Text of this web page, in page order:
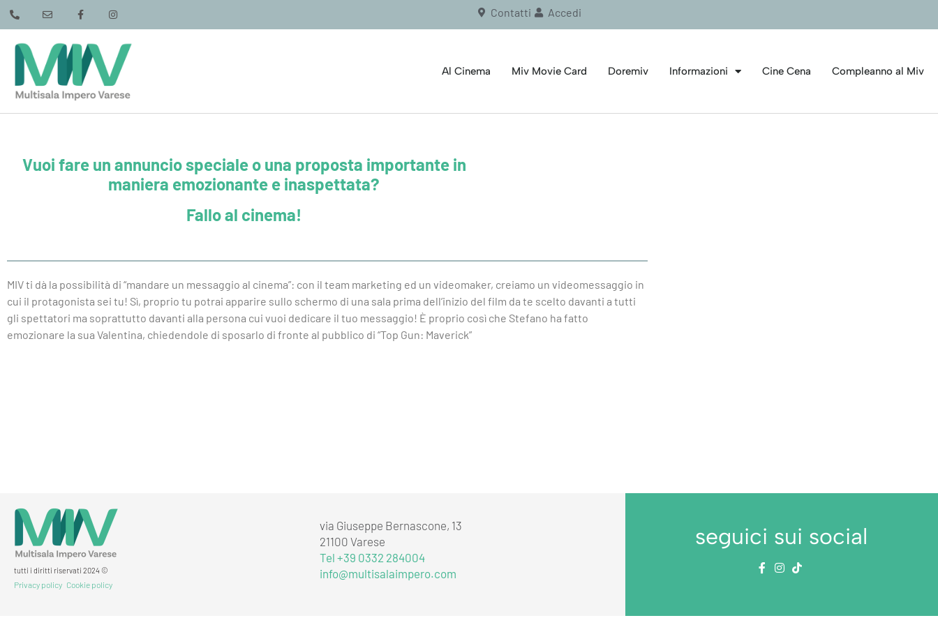
Contatti Accedi
Al Cinema Miv Movie Card Doremiv Informazioni Cine Cena Compleanno al Miv
Vuoi fare un annuncio speciale o una proposta importante in
maniera emozionante e inaspettata?
Fallo al cinema!
MIV ti dà la possibilità di “mandare un messaggio al cinema”: con il team marketing ed un videomaker, creiamo un videomessaggio in
cui il protagonista sei tu! Sì, proprio tu potrai apparire sullo schermo di una sala prima dell’inizio del film da te scelto davanti a tutti
gli spettatori ma soprattutto davanti alla persona cui vuoi dedicare il tuo messaggio! È proprio così che Stefano ha fatto
emozionare la sua Valentina, chiedendole di sposarlo di fronte al pubblico di “Top Gun: Maverick”
tutti i diritti riservati 2024 ©
Privacy policy Cookie policy
via Giuseppe Bernascone, 13
21100 Varese
Tel +39 0332 284004
info@multisalaimpero.com
seguici sui social